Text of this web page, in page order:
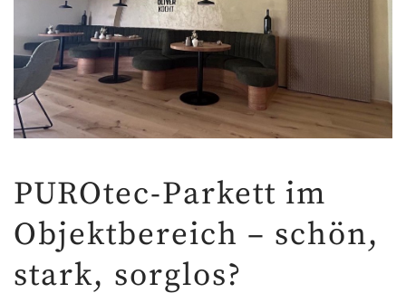
PUROtec-Parkett im
Objektbereich – schön,
stark, sorglos?